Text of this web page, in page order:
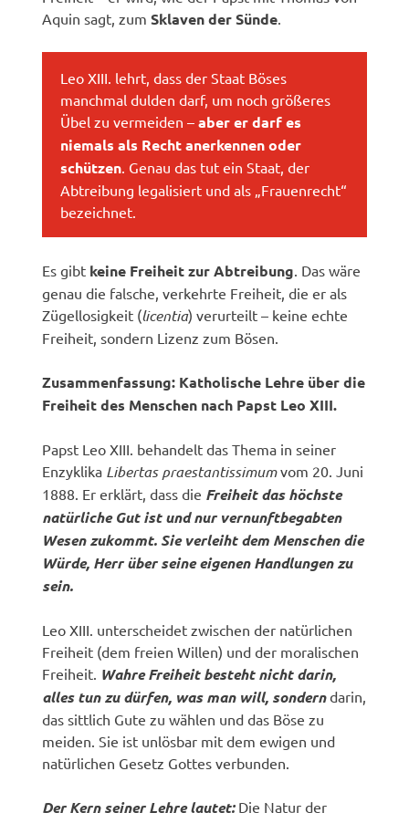
Aquin sagt, zumSklaven der Sünde
Leo XIII. lehrt, dass der Staat Böses
manchmal dulden darf, um noch größeres
Übel zu vermeiden –aber er darf es
niemals als Recht anerkennen oder
schützen . Genau das tut ein Staat, der
Abtreibung legalisiert und als „Frauenrecht“
bezeichnet.
Es gibt keine Freiheit zur Abtreibung . Das wäre
genau die falsche, verkehrte Freiheit, die er als
Zügellosigkeit (licentia) verurteilt – keine echte
Freiheit, sondern Lizenz zum Bösen.
Zusammenfassung: Katholische Lehre über die
Freiheit des Menschen nach Papst Leo XIII.
Papst Leo XIII. behandelt das Thema in seiner
Enzyklika Libertas praestantissimumvom 20. Juni
1888. Er erklärt, dass die Freiheit das höchste
natürliche Gut ist und nur vernunftbegabten
Wesen zukommt. Sie verleiht dem Menschen die
Würde, Herr über seine eigenen Handlungen zu
sein.
Leo XIII. unterscheidet zwischen der natürlichen
Freiheit (dem freien Willen) und der moralischen
Freiheit. Wahre Freiheit besteht nicht darin,
alles tun zu dürfen, was man will, sonderndarin,
das sittlich Gute zu wählen und das Böse zu
meiden. Sie ist unlösbar mit dem ewigen und
natürlichen Gesetz Gottes verbunden.
Der Kern seiner Lehre lautet: Die Natur der